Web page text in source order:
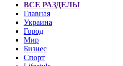
ВСЕ РАЗДЕЛЫ
Главная
Украина
Город
Мир
Бизнес
Спорт